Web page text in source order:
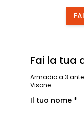
Fai la tua
Armadio a 3
Visone
Il tuo nome *